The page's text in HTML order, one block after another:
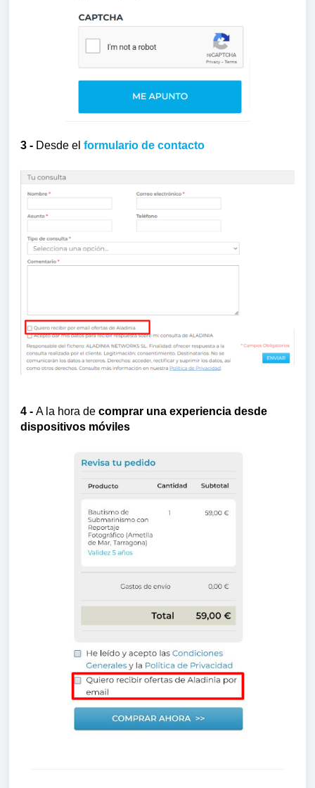
3 - Desde el formulario de contacto
4 - A la hora de comprar una experiencia desde
dispositivos móviles